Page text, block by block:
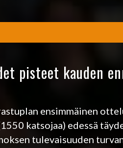
pisteet kauden
ensimmäinen
katsojaa) edessä
tulevaisuuden